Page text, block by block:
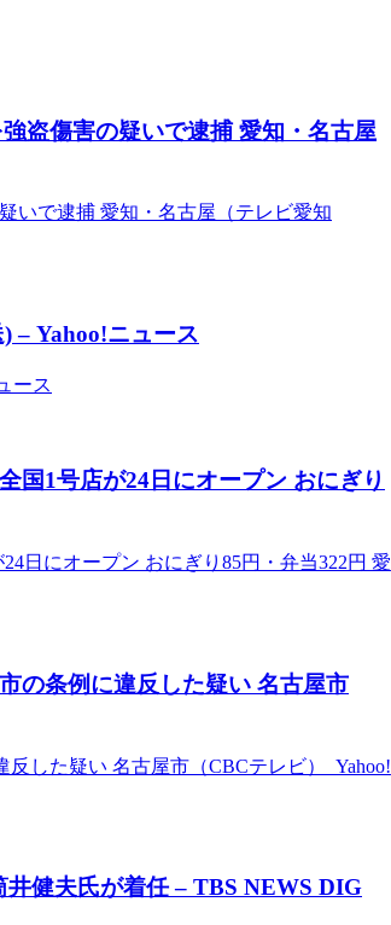
盗傷害の疑いで逮捕 愛知・名古屋
いで逮捕 愛知・名古屋（テレビ愛知
– Yahoo!ニュース
ース
国1号店が24日にオープン おにぎり
日にオープン おにぎり85円・弁当322円 愛
の条例に違反した疑い 名古屋市
した疑い 名古屋市（CBCテレビ） Yahoo!
井健夫氏が着任 – TBS NEWS DIG